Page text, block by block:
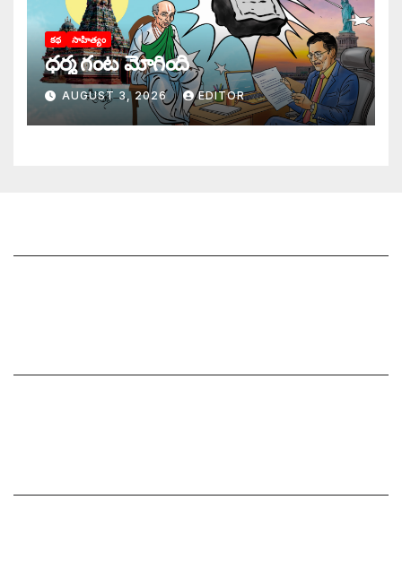
కథ సాహిత్యం
ధర్మ గంట మోగింది
AUGUST 3, 2026 EDITOR